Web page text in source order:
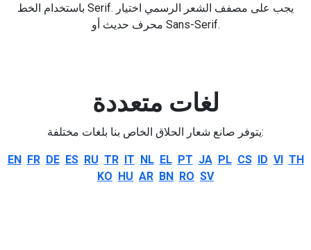
باستخدام الخط Serif. يجب على مصفف الشعر الرسمي اختيار
محرف حديث أو Sans-Serif.
لغات متعددة
يتوفر صانع شعار الحلاق الخاص بنا بلغات مختلفة:
EN FR DE ES RU TR IT NL EL PT JA PL CS ID VI TH
KO HU AR BN RO SV